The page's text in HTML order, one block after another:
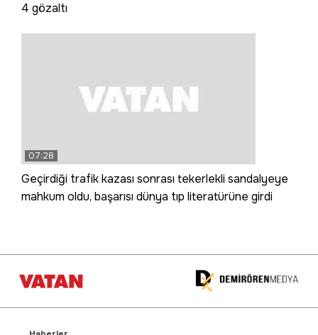
4 gözaltı
07:28
Geçirdiği trafik kazası sonrası tekerlekli sandalyeye
mahkum oldu, başarısı dünya tıp literatürüne girdi